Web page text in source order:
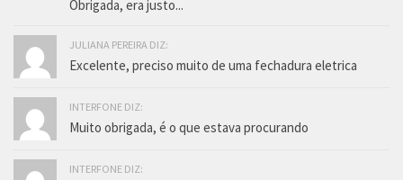
Obrigada, era justo...
JULIANA PEREIRA DIZ:
Excelente, preciso muito de uma fechadura eletrica
INTERFONE DIZ:
Muito obrigada, é o que estava procurando
INTERFONE DIZ: